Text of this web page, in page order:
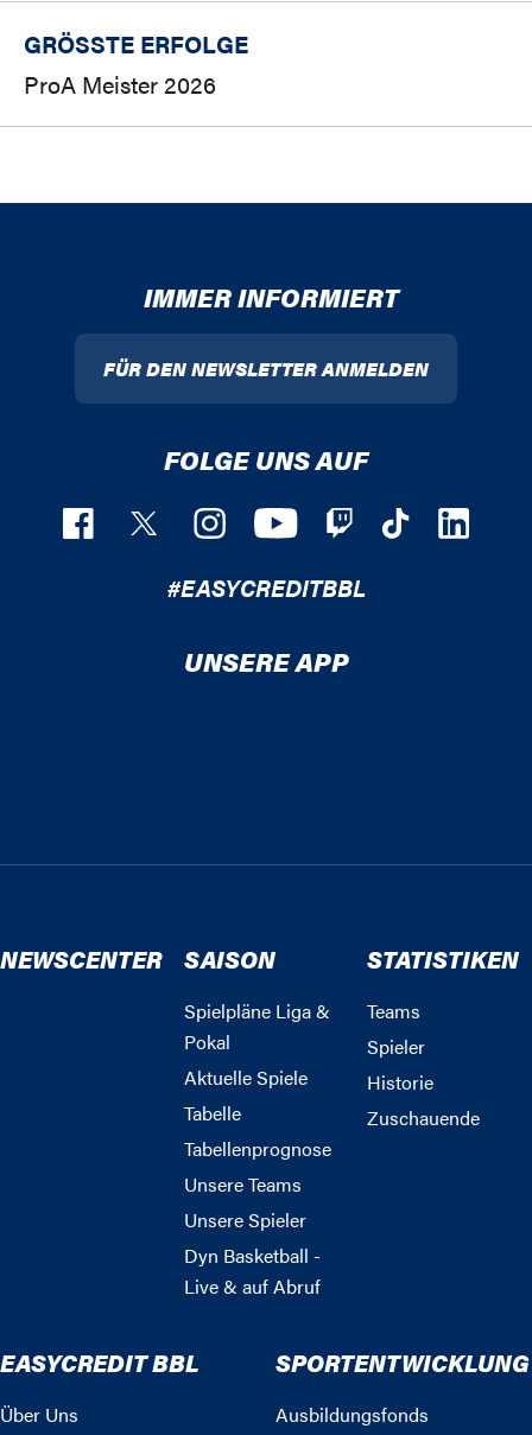
GRÖSSTE ERFOLGE
ProA Meister 2026
IMMER INFORMIERT
FÜR DEN NEWSLETTER ANMELDEN
FOLGE UNS AUF
#EASYCREDITBBL
UNSERE APP
NEWSCENTER SAISON
Spielpläne Liga &
Pokal
Aktuelle Spiele
Tabelle
Tabellenprognose
Unsere Teams
Unsere Spieler
Dyn Basketball -
Live & auf Abruf
STATISTIKEN
Teams
Spieler
Historie
Zuschauende
EASYCREDIT BBL
Über Uns
SPORTENTWICKLUNG
Ausbildungsfonds